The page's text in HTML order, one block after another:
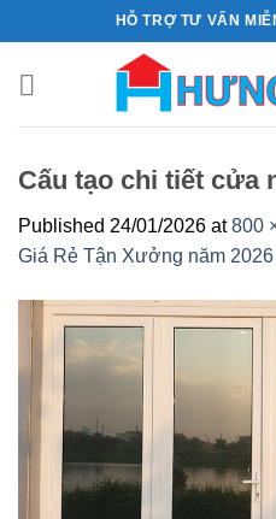
to
content
HỖ TRỢ TƯ VẤN
Cấu tạo chi tiết cửa
Published 24/01/2026 at800
Giá Rẻ Tận Xưởng năm